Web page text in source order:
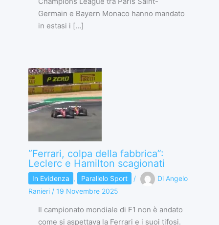
Germain e Bayern Monaco hanno mandato
in estasi i […]
“Ferrari, colpa della fabbrica”:
Leclerc e Hamilton scagionati
In Evidenza , Parallelo Sport / Di Angelo
Ranieri / 19 Novembre 2025
Il campionato mondiale di F1 non è andato
come si aspettava la Ferrari e i suoi tifosi.